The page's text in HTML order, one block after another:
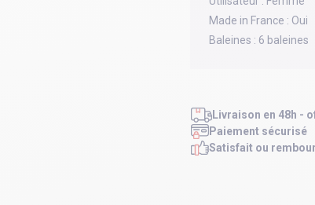
Made in France : Oui
Baleines : 6 baleines
Livraison en 48h -
Paiement sécurisé
Satisfait ou